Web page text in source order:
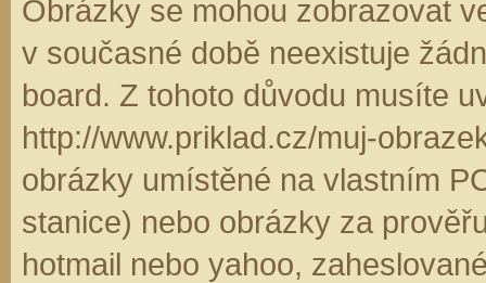
Obrázky se mohou zobrazovat
v současné době neexistuje
board. Z tohoto důvodu musíte
http://www.priklad.cz/muj-
obrázky umístěné na vlastním
stanice) nebo obrázky za
hotmail nebo yahoo,